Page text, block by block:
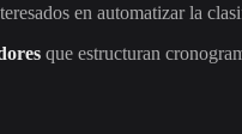
en automatizar la
que estructuran